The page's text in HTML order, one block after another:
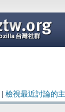
檢視最近討論的